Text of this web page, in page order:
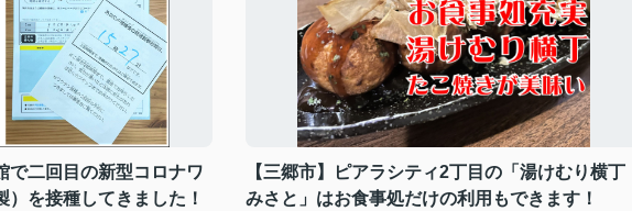
で二回目の新型コロナワ
を接種してきました！
【三郷市】ピアラシティ2丁目の「湯けむり横丁
みさと」はお食事処だけの利用もできます！